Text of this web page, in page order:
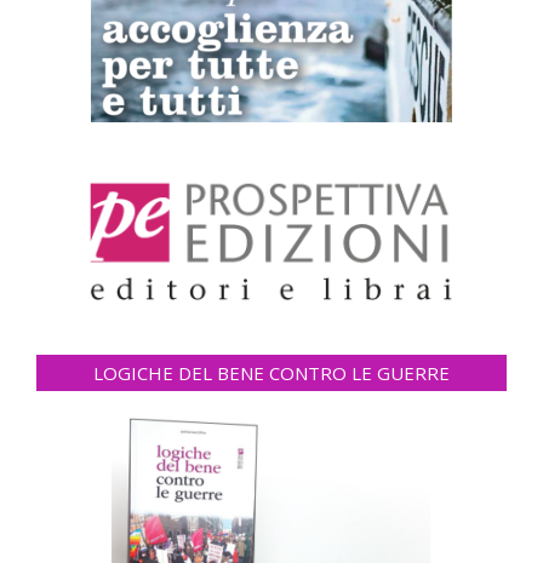
LOGICHE DEL BENE CONTRO LE GUERRE